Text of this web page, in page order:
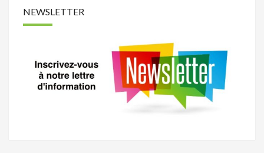
NEWSLETTER